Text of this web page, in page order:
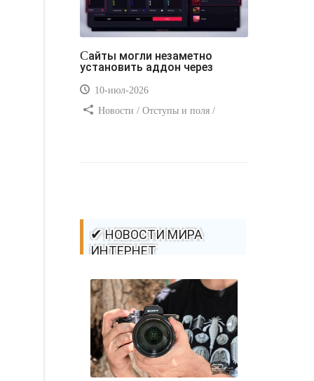
Сайты могли незаметно
установить аддон через
10-июл-2026
Новости / Отступы и поля /
✔ НОВОСТИ МИРА
ИНТЕРНЕТ